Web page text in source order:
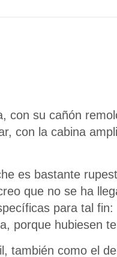
con su cañón
con la cabina
es bastante
que no se ha
para tal
porque hubiesen
también como el